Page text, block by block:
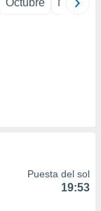
Octubre
Puesta del sol
19:53